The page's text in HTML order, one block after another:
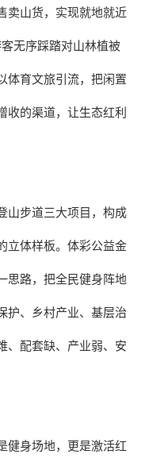
卖山货，实现就地就近
无序踩踏对山林植被
体育文旅引流，把闲置
收的渠道，让生态红利
山步道三大项目，构成
立体样板。体彩公益金
思路，把全民健身阵地
护、乡村产业、基层治
、配套缺、产业弱、安
健身场地，更是激活红